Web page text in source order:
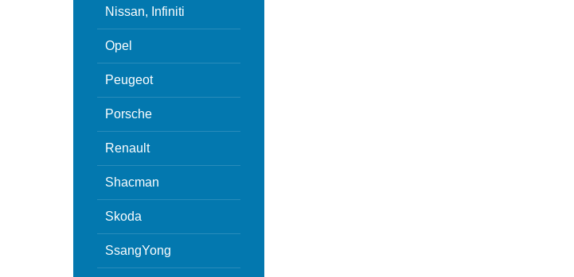
Nissan, Infiniti
Opel
Peugeot
Porsche
Renault
Shacman
Skoda
SsangYong